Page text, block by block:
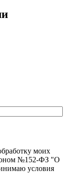
моих
№152-ФЗ "О
условия